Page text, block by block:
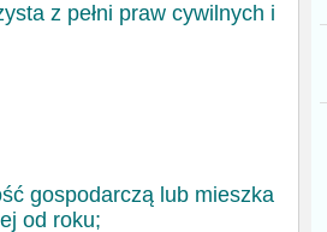
z pełni praw cywilnych i
gospodarczą lub mieszka
od roku;